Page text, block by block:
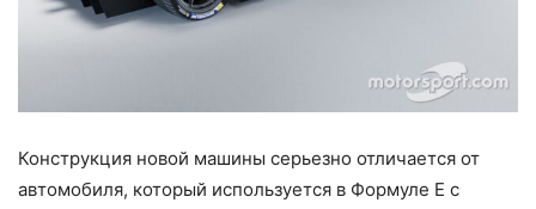
Конструкция новой машины серьезно отличается от
автомобиля, который используется в Формуле Е с